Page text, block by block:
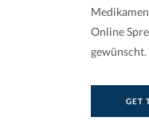
Online
gewünscht.
GET